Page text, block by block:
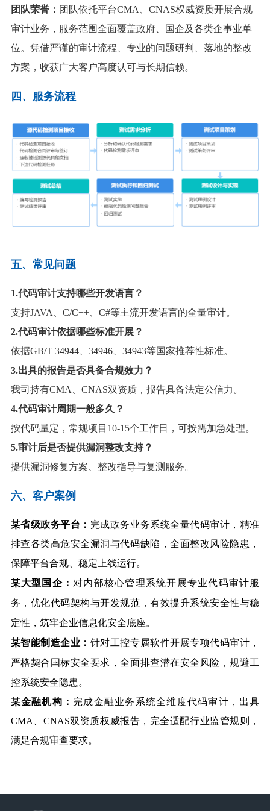
团队荣誉： 团队依托平台CMA、CNAS权威资质开展合规
审计业务，服务范围全面覆盖政府、国企及各类企事业单
位。凭借严谨的审计流程、专业的问题研判、落地的整改
方案，收获广大客户高度认可与长期信赖。
四、服务流程
五、常见问题
1.代码审计支持哪些开发语言？
支持JAVA、C/C++、C#等主流开发语言的全量审计。
2.代码审计依据哪些标准开展？
依据GB/T 34944、34946、34943等国家推荐性标准。
3.出具的报告是否具备合规效力？
我司持有CMA、CNAS双资质，报告具备法定公信力。
4.代码审计周期一般多久？
按代码量定，常规项目10-15个工作日，可按需加急处理。
5.审计后是否提供漏洞整改支持？
提供漏洞修复方案、整改指导与复测服务。
六、客户案例
某省级政务平台： 完成政务业务系统全量代码审计，精准
排查各类高危安全漏洞与代码缺陷，全面整改风险隐患，
保障平台合规、稳定上线运行。
某大型国企： 对内部核心管理系统开展专业代码审计服
务，优化代码架构与开发规范，有效提升系统安全性与稳
定性，筑牢企业信息化安全底座。
某智能制造企业： 针对工控专属软件开展专项代码审计，
严格契合国标安全要求，全面排查潜在安全风险，规避工
控系统安全隐患。
某金融机构： 完成金融业务系统全维度代码审计，出具
CMA、CNAS双资质权威报告，完全适配行业监管规则，
满足合规审查要求。